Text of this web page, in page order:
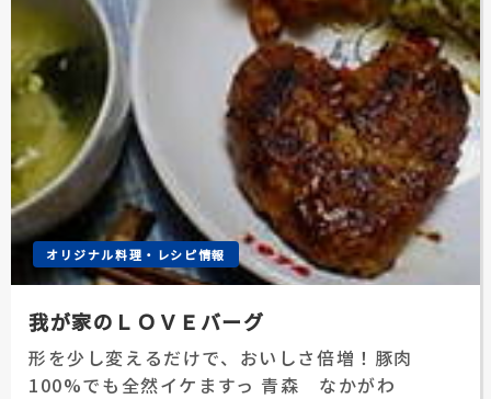
オリジナル料理・レシピ情報
我が家のＬＯＶＥバーグ
形を少し変えるだけで、おいしさ倍増！豚肉
100%でも全然イケますっ 青森 なかがわ